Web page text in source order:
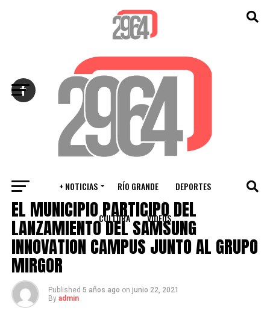
+ NOTICIAS RÍO GRANDE DEPORTES
CULTURA VIDEOS
RÍO GRANDE
EL MUNICIPIO PARTICIPÓ DEL
LANZAMIENTO DEL SAMSUNG
INNOVATION CAMPUS JUNTO AL GRUPO
MIRGOR
Published 5 años ago on junio 22, 2021
By admin
Salir de la versión móvil